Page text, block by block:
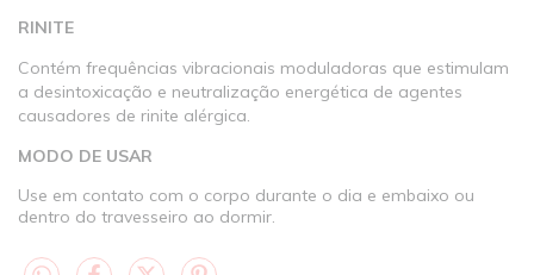
RINITE
Contém frequências vibracionais moduladoras que estimulam
a desintoxicação e neutralização energética de agentes
causadores de rinite alérgica.
MODO DE USAR
Use em contato com o corpo durante o dia e embaixo ou
dentro do travesseiro ao dormir.